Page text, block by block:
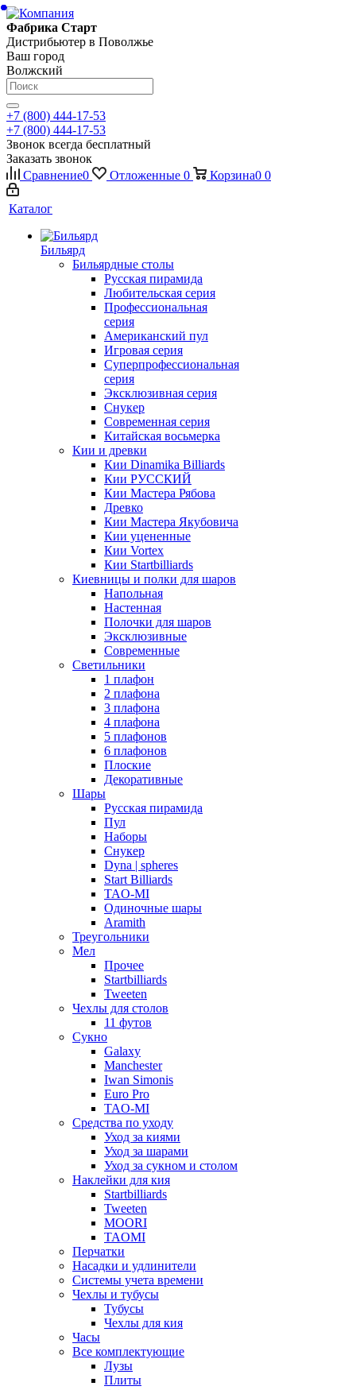
Фабрика Старт
Дистрибьютер в Поволжье
Ваш город
Волжский
+7 (800) 444-17-53
+7 (800) 444-17-53
Звонок всегда бесплатный
Заказать звонок
Сравнение0 Отложенные 0 Корзина0 0
Каталог
Бильярд
Бильярдные столы
Русская пирамида
Любительская серия
Профессиональная
серия
Американский пул
Игровая серия
Суперпрофессиональная
серия
Эксклюзивная серия
Снукер
Современная серия
Китайская восьмерка
Кии и древки
Кии Dinamika Billiards
Кии РУССКИЙ
Кии Мастера Рябова
Древко
Кии Мастера Якубовича
Кии уцененные
Кии Vortex
Кии Startbilliards
Киевницы и полки для шаров
Напольная
Настенная
Полочки для шаров
Эксклюзивные
Современные
Светильники
1 плафон
2 плафона
3 плафона
4 плафона
5 плафонов
6 плафонов
Плоские
Декоративные
Шары
Русская пирамида
Пул
Наборы
Снукер
Dyna | spheres
Start Billiards
TAO-MI
Одиночные шары
Aramith
Треугольники
Мел
Прочее
Startbilliards
Tweeten
Чехлы для столов
11 футов
Сукно
Galaxy
Manchester
Iwan Simonis
Euro Pro
TAO-MI
Средства по уходу
Уход за киями
Уход за шарами
Уход за сукном и столом
Наклейки для кия
Startbilliards
Tweeten
MOORI
TAOMI
Перчатки
Насадки и удлинители
Системы учета времени
Чехлы и тубусы
Тубусы
Чехлы для кия
Часы
Все комплектующие
Лузы
Плиты